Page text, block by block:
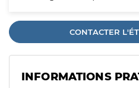
CONTACTER
INFORMATIONS